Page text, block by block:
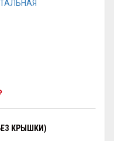
КРЫШКИ)